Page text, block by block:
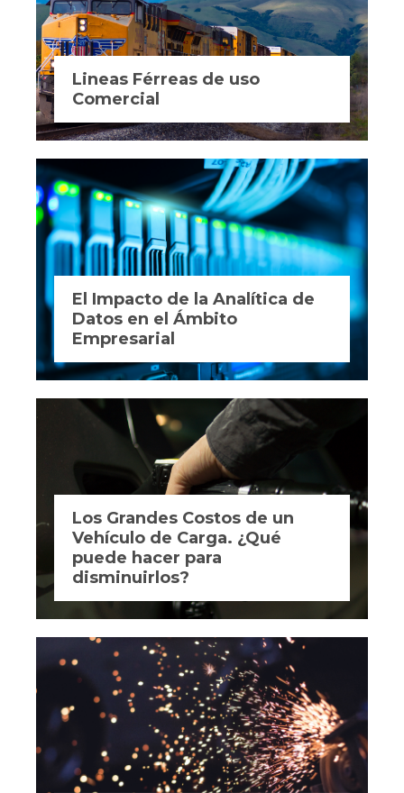
Lineas Férreas de uso
Comercial
El Impacto de la Analítica de
Datos en el Ámbito
Empresarial
Los Grandes Costos de un
Vehículo de Carga. ¿Qué
puede hacer para
disminuirlos?